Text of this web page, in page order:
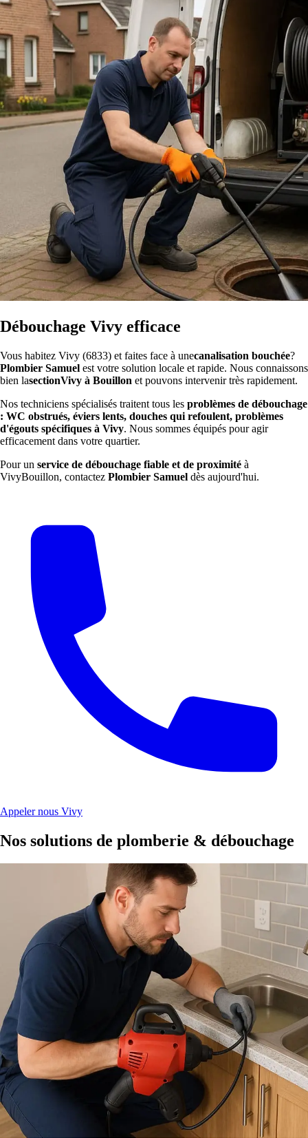
Débouchage Vivy efficace
Vous habitez Vivy (6833) et faites face à unecanalisation bouchée?
Plombier Samuel est votre solution locale et rapide. Nous connaissons
bien lasectionVivy à Bouillon et pouvons intervenir très rapidement.
Nos techniciens spécialisés traitent tous les problèmes de débouchage
: WC obstrués, éviers lents, douches qui refoulent, problèmes
d'égouts spécifiques à Vivy. Nous sommes équipés pour agir
efficacement dans votre quartier.
Pour un service de débouchage fiable et de proximité à
VivyBouillon, contactez Plombier Samuel dès aujourd'hui.
Appeler nous Vivy
Nos solutions de plomberie & débouchage